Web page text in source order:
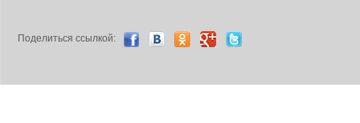
Поделиться ccылкой: